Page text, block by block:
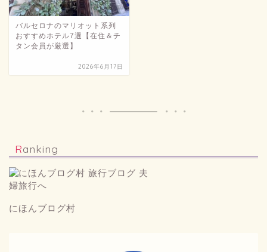
バルセロナのマリオット系列
おすすめホテル7選【在住＆チ
タン会員が厳選】
2026年6月17日
Ranking
にほんブログ村